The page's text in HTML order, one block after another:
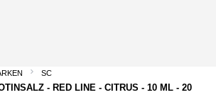
SC
- RED LINE - CITRUS - 10 ML - 20